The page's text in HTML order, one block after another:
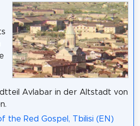
Avlabar in der Altstadt von
the Red Gospel, Tbilisi (EN)